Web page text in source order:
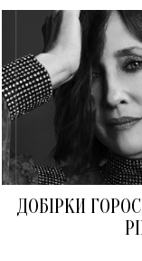
ДОБІРКИ